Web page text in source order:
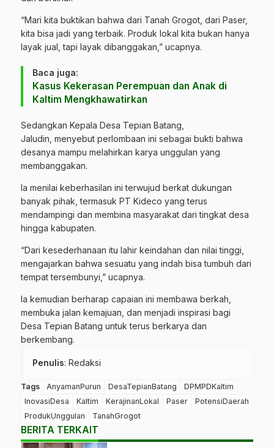
“Mari kita buktikan bahwa dari Tanah Grogot, dari Paser,
kita bisa jadi yang terbaik. Produk lokal kita bukan hanya
layak jual, tapi layak dibanggakan,” ucapnya.
Baca juga:
Kasus Kekerasan Perempuan dan Anak di
Kaltim Mengkhawatirkan
Sedangkan Kepala Desa Tepian Batang,
Jaludin, menyebut perlombaan ini sebagai bukti bahwa
desanya mampu melahirkan karya unggulan yang
membanggakan.
Ia menilai keberhasilan ini terwujud berkat dukungan
banyak pihak, termasuk PT Kideco yang terus
mendampingi dan membina masyarakat dari tingkat desa
hingga kabupaten.
“Dari kesederhanaan itu lahir keindahan dan nilai tinggi,
mengajarkan bahwa sesuatu yang indah bisa tumbuh dari
tempat tersembunyi,” ucapnya.
Ia kemudian berharap capaian ini membawa berkah,
membuka jalan kemajuan, dan menjadi inspirasi bagi
Desa Tepian Batang untuk terus berkarya dan
berkembang.
Penulis: Redaksi
Tags AnyamanPurun DesaTepianBatang
DPMPDKaltim
InovasiDesa
Kaltim KerajinanLokal Paser
PotensiDaerah
ProdukUnggulan
TanahGrogot
BERITA TERKAIT